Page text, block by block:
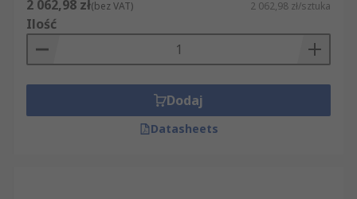
2 062,98 zł(bez VAT) 2 062,98 zł/sztuka
Ilość
Dodaj
Datasheets